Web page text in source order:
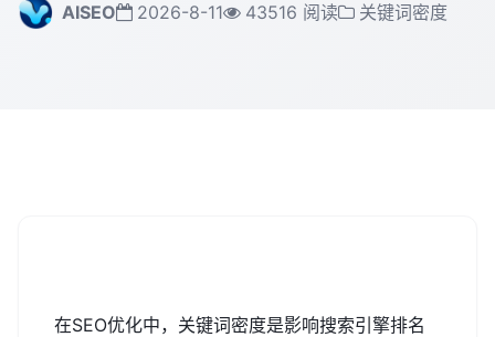
AISEO 2026-8-11 43516 阅读 关键词密度
在SEO优化中，关键词密度是影响搜索引擎排名